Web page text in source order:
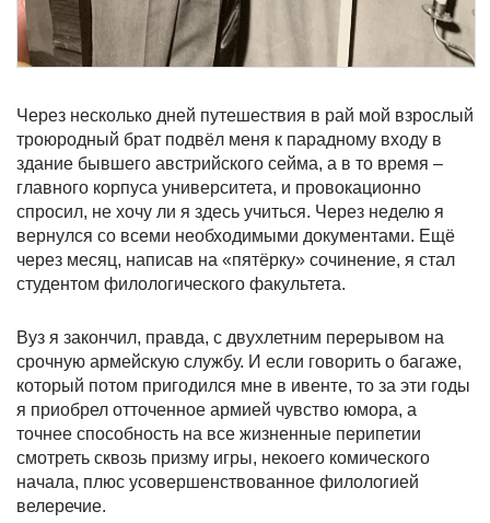
Через несколько дней путешествия в рай мой взрослый
троюродный брат подвёл меня к парадному входу в
здание бывшего австрийского сейма, а в то время –
главного корпуса университета, и провокационно
спросил, не хочу ли я здесь учиться. Через неделю я
вернулся со всеми необходимыми документами. Ещё
через месяц, написав на «пятёрку» сочинение, я стал
студентом филологического факультета.
Вуз я закончил, правда, с двухлетним перерывом на
срочную армейскую службу. И если говорить о багаже,
который потом пригодился мне в ивенте, то за эти годы
я приобрел отточенное армией чувство юмора, а
точнее способность на все жизненные перипетии
смотреть сквозь призму игры, некоего комического
начала, плюс усовершенствованное филологией
велеречие.